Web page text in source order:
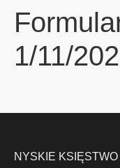
1/11/
NYSKIE